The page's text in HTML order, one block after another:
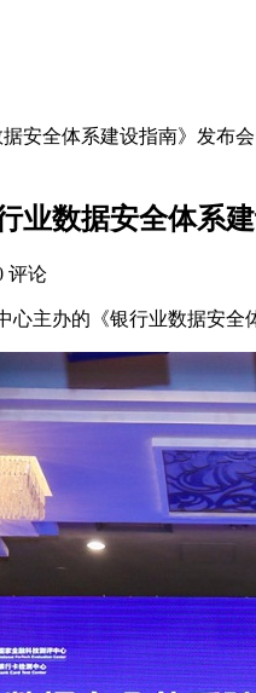
安全体系建设指南》发布会
业数据安全体系
评论
主办的《银行业数据安全